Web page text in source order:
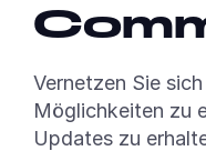
Jobs suchen
Vernetzen Sie
Möglichkeiten zu
Updates zu